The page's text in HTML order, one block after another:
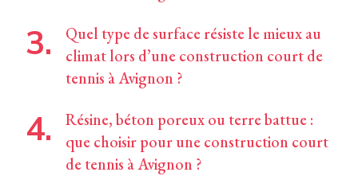
Quel type de surface résiste le mieux au
climat lors d’une construction court de
tennis à Avignon ?
Résine, béton poreux ou terre battue :
que choisir pour une construction court
de tennis à Avignon ?